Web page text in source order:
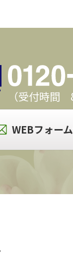
（受付時間
WEBフォー